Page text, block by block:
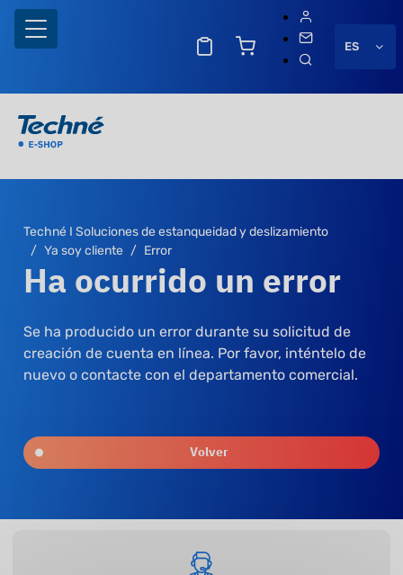
ES
Techné I Soluciones de estanqueidad y deslizamiento
Ya soy cliente
Error
Ha ocurrido un error
Se ha producido un error durante su solicitud de
creación de cuenta en línea. Por favor, inténtelo de
nuevo o contacte con el departamento comercial.
Volver